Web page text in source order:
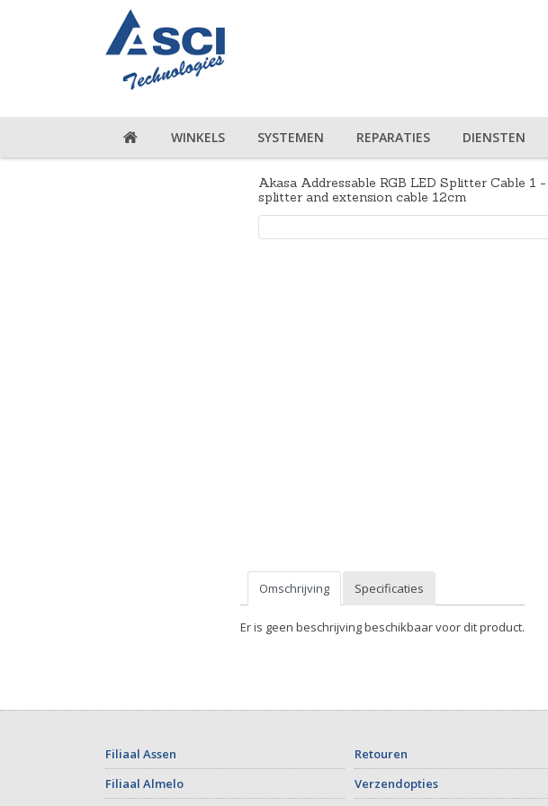
WINKELS SYSTEMEN REPARATIES DIENSTEN
Akasa Addressable RGB LED Splitter Cable 1
splitter and extension cable 12cm
Omschrijving Specificaties
Er is geen beschrijving beschikbaar voor dit product.
Filiaal Assen
Filiaal Almelo
Retouren
Verzendopties